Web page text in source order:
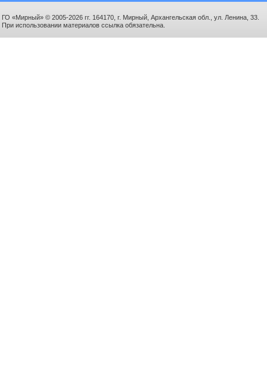
ГО «Мирный» © 2005-2026 гг. 164170, г. Мирный, Архангельская обл., ул. Ленина, 33.
При использовании материалов ссылка обязательна.